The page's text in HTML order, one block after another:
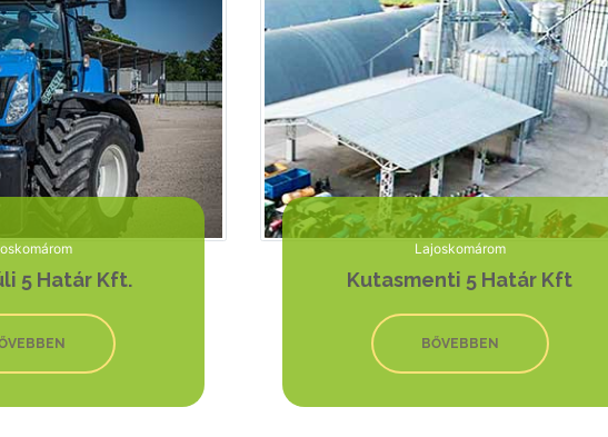
5 Határ Kft.
Lajoskomárom
Kutasmenti 5 Határ Kft
BŐVEBBEN